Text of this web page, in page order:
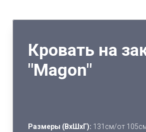
Кровать на
"Magon"
Размеры (ВхШхГ): 131см/от